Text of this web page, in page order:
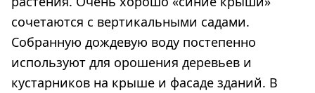
сочетаются с вертикальными садами.
Собранную дождевую воду постепенно
используют для орошения деревьев и
кустарников на крыше и фасаде зданий. В